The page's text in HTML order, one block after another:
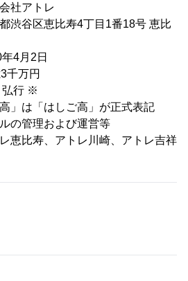
アトレ
区恵比寿4丁目1番18号 恵比
4月2日
万円
弘行 ※
ご高」が正式表記
管理および運営等
寿、アトレ川崎、アトレ吉祥